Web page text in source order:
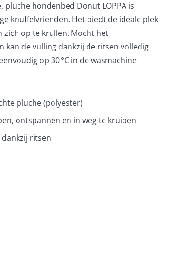
pluche hondenbed Donut LOPPA is
knuffelvrienden. Het biedt de ideale plek
zich op te krullen. Mocht het
kan de vulling dankzij de ritsen volledig
op 30 °C in de wasmachine
pluche (polyester)
ontspannen en in weg te kruipen
ritsen